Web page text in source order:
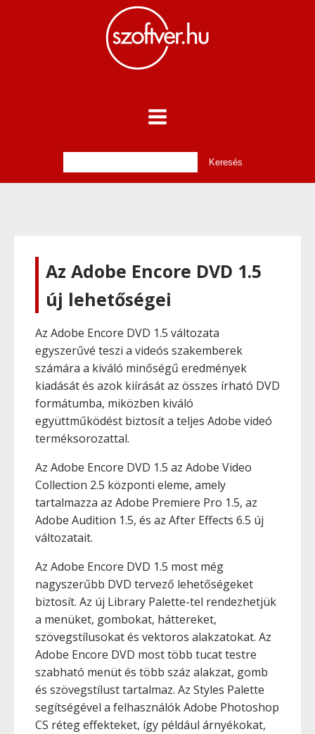
Az Adobe Encore DVD 1.5
új lehetőségei
Az Adobe Encore DVD 1.5 változata
egyszerűvé teszi a videós szakemberek
számára a kiváló minőségű eredmények
kiadását és azok kiírását az összes írható DVD
formátumba, miközben kiváló
együttműködést biztosít a teljes Adobe videó
terméksorozattal.
Az Adobe Encore DVD 1.5 az Adobe Video
Collection 2.5 központi eleme, amely
tartalmazza az Adobe Premiere Pro 1.5, az
Adobe Audition 1.5, és az After Effects 6.5 új
változatait.
Az Adobe Encore DVD 1.5 most még
nagyszerűbb DVD tervező lehetőségeket
biztosít. Az új Library Palette-tel rendezhetjük
a menüket, gombokat, háttereket,
szövegstílusokat és vektoros alakzatokat. Az
Adobe Encore DVD most több tucat testre
szabható menüt és több száz alakzat, gomb
és szövegstílust tartalmaz. Az Styles Palette
segítségével a felhasználók Adobe Photoshop
CS réteg effekteket, így például árnyékokat,